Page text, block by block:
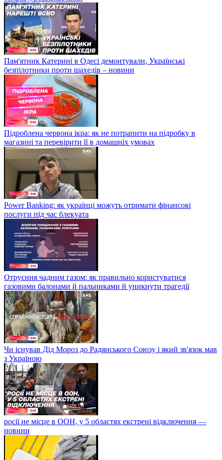
Пам'ятник Катерині в Одесі демонтували, Українські
безпілотники проти шахедів – новини
Підроблена червона ікра: як не потрапити на підробку в
магазині та перевірити її в домашніх умовах
Power Banking: як українці можуть отримати фінансові
послуги під час блекуата
Отруєння чадним газом: як правильно користуватися
газовими балонами й пальниками й уникнути трагедії
Чи існував Дід Мороз до Радянського Союзу і який зв'язок мав
з Україною
росії не місце в ООН, у 5 областях екстрені відключення —
новини